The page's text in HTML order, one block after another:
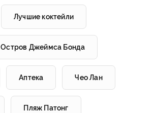
Лучшие коктейли
Остров Джеймса Бонда
Аптека Чео Лан
Пляж Патонг